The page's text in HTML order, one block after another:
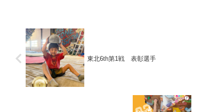
東北6th第1戦 表彰選手